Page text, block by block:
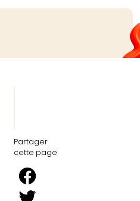
Partager
cette page